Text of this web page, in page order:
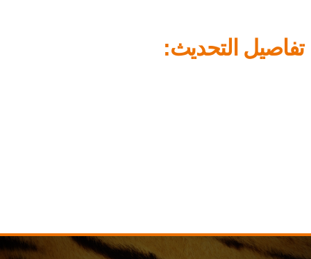
تفاصيل التحديث: